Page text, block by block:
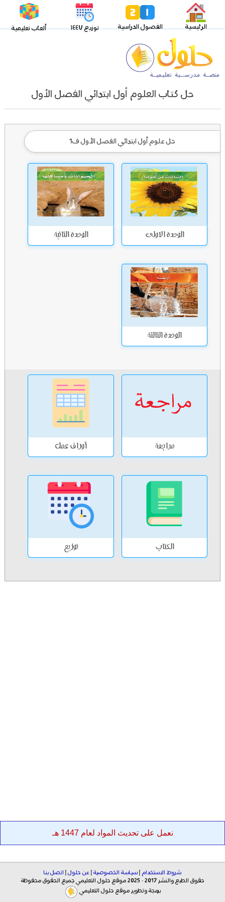
الرئيسية الفصول الدراسية توزيع ١٤٤٧ ألعاب تعليمية
حل كتاب العلوم أول ابتدائي الفصل الأول
حل علوم أول ابتدائي الفصل الأول ف1
الوحدة الاولى الوحدة الثانية
الوحدة الثالثة
مراجعة أوراق عمل
الكتاب توزيع
نعمل على تحديث المواد لعام 1447 هـ
شروط الاستخدام | سياسة الخصوصية | عن حلول | اتصل بنا
حقوق الطبع والنشر 2017 - 2025 موقع حلول التعليمي جميع الحقوق محفوظة
برمجة وتطوير موقع حلول التعليمي